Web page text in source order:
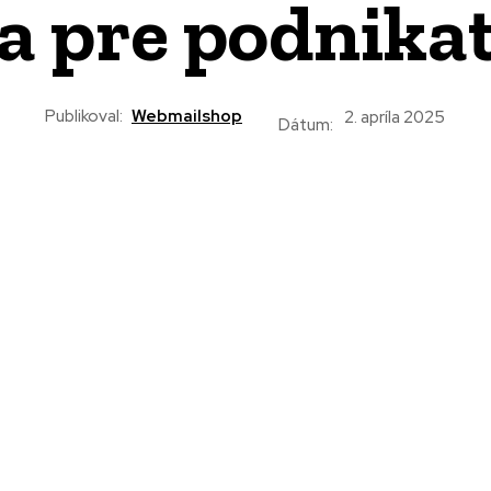
pre
Publikoval: Webmailshop Dátum: 2. apríla 2025